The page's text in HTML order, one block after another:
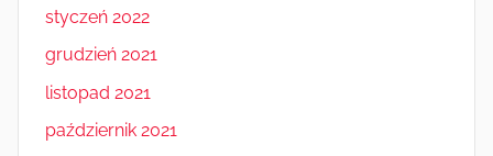
styczeń 2022
grudzień 2021
listopad 2021
październik 2021